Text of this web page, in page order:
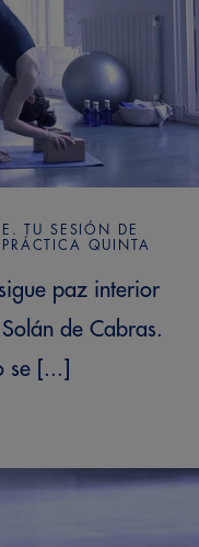
TU SESIÓN DE
QUINTA
paz interior
de Cabras.
se [...]